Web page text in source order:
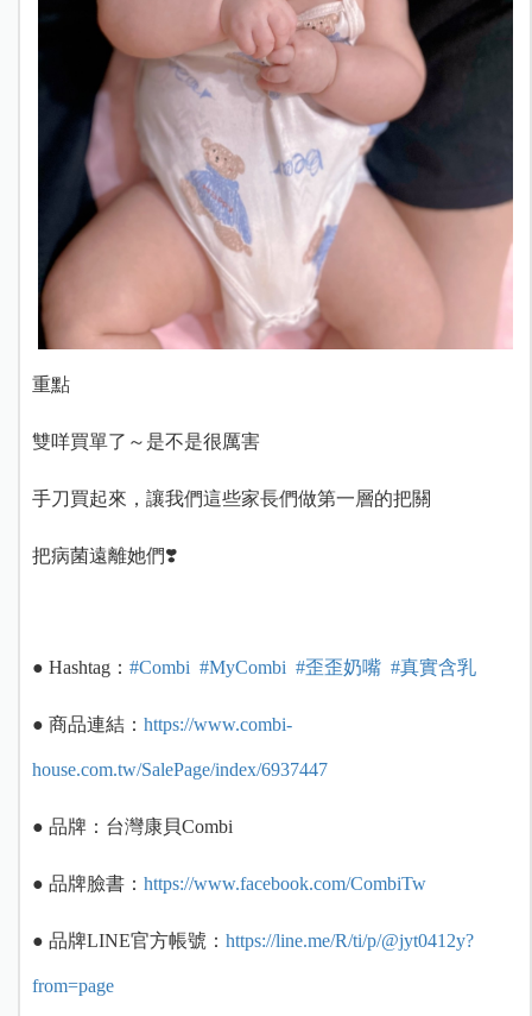
重點
雙咩買單了～是不是很厲害
手刀買起來，讓我們這些家長們做第一層的把關
把病菌遠離她們❣️
● Hashtag： #Combi #MyCombi #歪歪奶嘴 #真實含乳
● 商品連結： https://www.combi-
house.com.tw/SalePage/index/6937447
● 品牌：台灣康貝Combi
● 品牌臉書： https://www.facebook.com/CombiTw
● 品牌LINE官方帳號： https://line.me/R/ti/p/@jyt0412y?
from=page